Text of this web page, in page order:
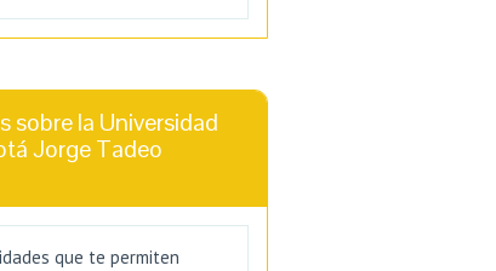
sobre la Universidad
Jorge Tadeo
que te permiten